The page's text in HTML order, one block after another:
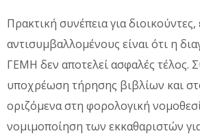
Πρακτική συνέπεια για διοικούντες,
αντισυμβαλλομένους είναι ότι η
ΓΕΜΗ δεν αποτελεί ασφαλές τέλος.
υποχρέωση τήρησης βιβλίων και
οριζόμενα στη φορολογική
νομιμοποίηση των εκκαθαριστών